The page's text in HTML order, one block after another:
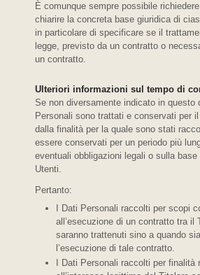
È comunque sempre possibile
chiarire la concreta base giuridica di
in particolare di specificare se il
legge, previsto da un contratto o
un contratto.
Ulteriori informazioni sul tempo di
Se non diversamente indicato in questo
Personali sono trattati e conservati per
dalla finalità per la quale sono stati
essere conservati per un periodo più
eventuali obbligazioni legali o sulla
Utenti.
Pertanto:
I Dati Personali raccolti per scopi
all’esecuzione di un contratto tra il
saranno trattenuti sino a quando
l’esecuzione di tale contratto.
I Dati Personali raccolti per finalità